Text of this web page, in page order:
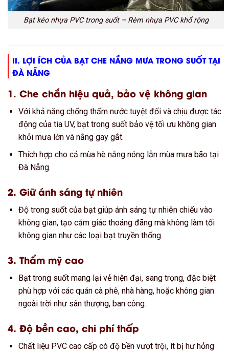
Bạt kéo nhựa PVC trong suốt – Rèm nhựa PVC khổ rộng
II. LỢI ÍCH CỦA BẠT CHE NẮNG MƯA TRONG SUỐT TẠI
ĐÀ NẴNG
1. Che chắn hiệu quả, bảo vệ không gian
Với khả năng chống thấm nước tuyệt đối và chịu được tác
động của tia UV, bạt trong suốt bảo vệ tối ưu không gian
khỏi mưa lớn và nắng gay gắt.
Thích hợp cho cả mùa hè nắng nóng lẫn mùa mưa bão tại
Đà Nẵng.
2. Giữ ánh sáng tự nhiên
Độ trong suốt của bạt giúp ánh sáng tự nhiên chiếu vào
không gian, tạo cảm giác thoáng đãng mà không làm tối
không gian như các loại bạt truyền thống.
3. Thẩm mỹ cao
Bạt trong suốt mang lại vẻ hiện đại, sang trọng, đặc biệt
phù hợp với các quán cà phê, nhà hàng, hoặc không gian
ngoài trời như sân thượng, ban công.
4. Độ bền cao, chi phí thấp
Chất liệu PVC cao cấp có độ bền vượt trội, ít bị hư hỏng